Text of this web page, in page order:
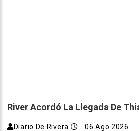
River Acordó La Llegada De
Diario De Rivera 06 Ago 2026